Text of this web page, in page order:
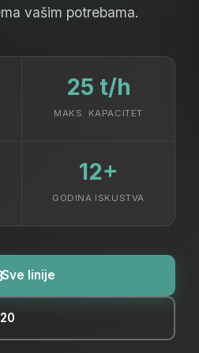
vašim potrebama.
25 t/h
MAKS. KAPACITET
12+
GODINA ISKUSTVA
Sve linije